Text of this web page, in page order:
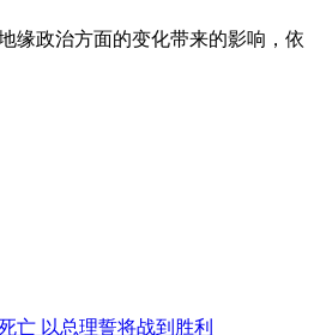
缘政治方面的变化带来的影响，依
亡 以总理誓将战到胜利